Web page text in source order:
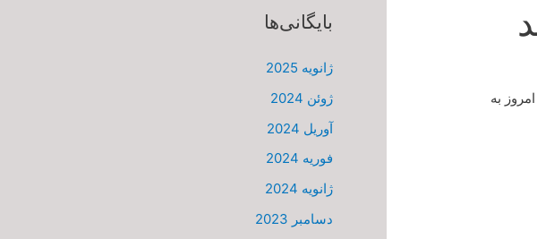
به
بایگانی‌ها
ژانویه 2025
ژوئن 2024
آوریل 2024
فوریه 2024
ژانویه 2024
دسامبر 2023